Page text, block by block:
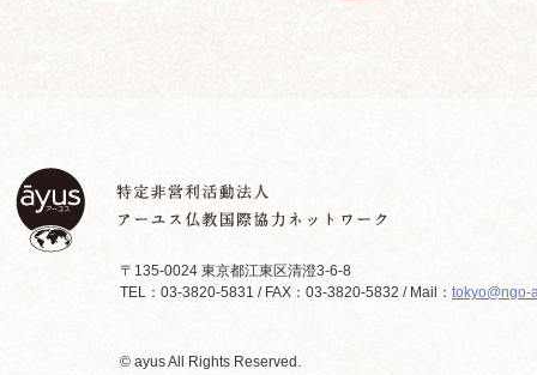
〒135-0024 東京都江東区清澄3-6-8
TEL：03-3820-5831 / FAX：03-3820-5832 / Mail： tokyo@ngo-
© ayus All Rights Reserved.